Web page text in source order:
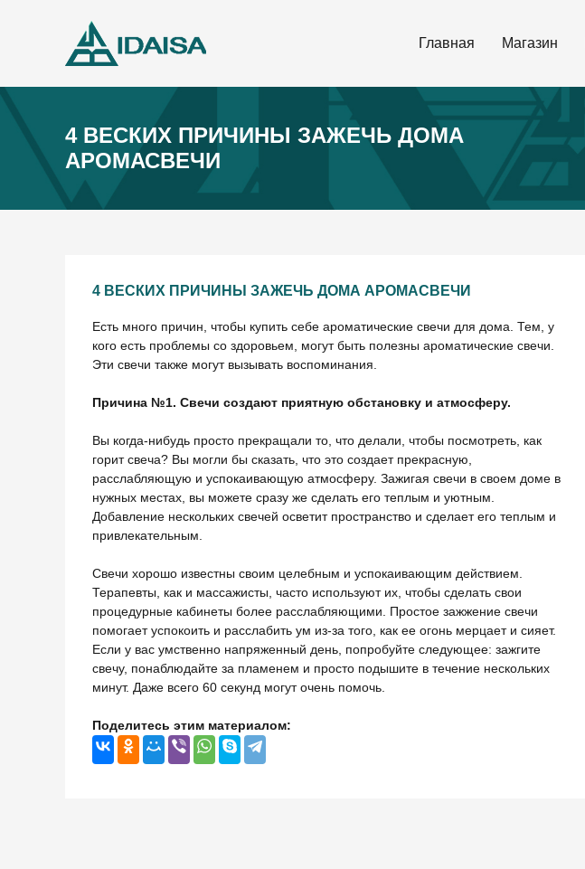
Главная Магазин
4 ВЕСКИХ ПРИЧИНЫ ЗАЖЕЧЬ ДОМА
АРОМАСВЕЧИ
4 ВЕСКИХ ПРИЧИНЫ ЗАЖЕЧЬ ДОМА АРОМАСВЕЧИ
Есть много причин, чтобы купить себе ароматические свечи для дома. Тем, у
кого есть проблемы со здоровьем, могут быть полезны ароматические свечи.
Эти свечи также могут вызывать воспоминания.
Причина №1. Свечи создают приятную обстановку и атмосферу.
Вы когда-нибудь просто прекращали то, что делали, чтобы посмотреть, как
горит свеча? Вы могли бы сказать, что это создает прекрасную,
расслабляющую и успокаивающую атмосферу. Зажигая свечи в своем доме в
нужных местах, вы можете сразу же сделать его теплым и уютным.
Добавление нескольких свечей осветит пространство и сделает его теплым и
привлекательным.
Свечи хорошо известны своим целебным и успокаивающим действием.
Терапевты, как и массажисты, часто используют их, чтобы сделать свои
процедурные кабинеты более расслабляющими. Простое зажжение свечи
помогает успокоить и расслабить ум из-за того, как ее огонь мерцает и сияет.
Если у вас умственно напряженный день, попробуйте следующее: зажгите
свечу, понаблюдайте за пламенем и просто подышите в течение нескольких
минут. Даже всего 60 секунд могут очень помочь.
Поделитесь этим материалом: